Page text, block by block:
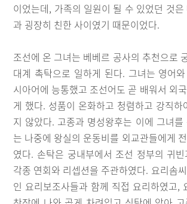
이었는데, 가족의 일원이 될 수 있었던 것
과 굉장히 친한 사이였기 때문이었다.
조선에 온 그녀는 베베르 공사의 추천으로
대계 촉탁으로 일하게 된다. 그녀는 영어
시아어에 능통했고 조선어도 곧 배워서 외
게 했다. 성품이 온화하고 청렴하고 강직하
지 않았다. 고종과 명성왕후는 이에 그녀를
는 나중에 왕실의 운동비를 외교관들에게
였다. 손탁은 궁내부에서 조선 정부의 귀
각종 연회와 리셉션을 주관하였다. 요리솜
인 요리보조사들과 함께 직접 요리하였고,